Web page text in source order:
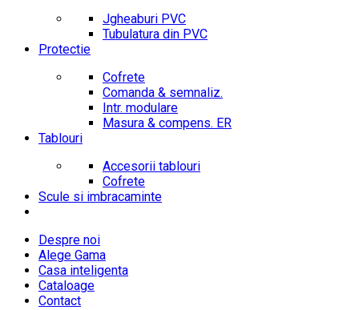
Jgheaburi PVC
Tubulatura din PVC
Protectie
Cofrete
Comanda & semnaliz.
Intr. modulare
Masura & compens. ER
Tablouri
Accesorii tablouri
Cofrete
Scule si imbracaminte
Despre noi
Alege Gama
Casa inteligenta
Cataloage
Contact